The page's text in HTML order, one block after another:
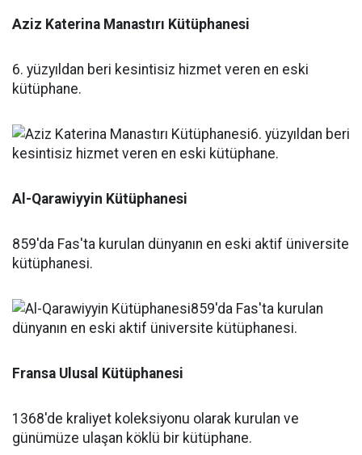
Aziz Katerina Manastırı Kütüphanesi
6. yüzyıldan beri kesintisiz hizmet veren en eski
kütüphane.
Al-Qarawiyyin Kütüphanesi
859'da Fas'ta kurulan dünyanın en eski aktif üniversite
kütüphanesi.
Fransa Ulusal Kütüphanesi
1368'de kraliyet koleksiyonu olarak kurulan ve
günümüze ulaşan köklü bir kütüphane.